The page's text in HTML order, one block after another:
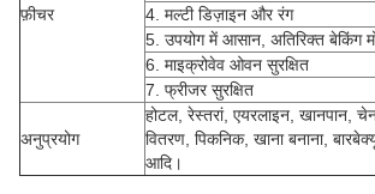
फ़ीचर
4. मल्टी डिज़ाइन और रंग
5. उपयोग में आसान, अतिरिक्त बेकिंग
6. माइक्रोवेव ओवन सुरक्षित
7. फ्रीजर सुरक्षित
अनुप्रयोग
होटल, रेस्तरां, एयरलाइन, खानपान,
वितरण, पिकनिक, खाना बनाना,
आदि।